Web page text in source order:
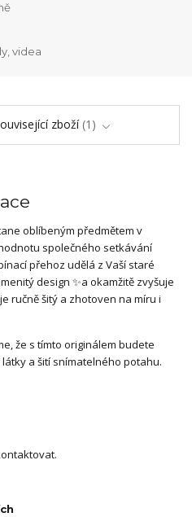
videa
zboží 1
oblíbeným předmětem v
společného setkávání
přehoz udělá z Vaší staré
design ✨a okamžitě zvyšuje
ručně šitý a zhotoven na míru i
že s tímto originálem budete
a šití snímatelného potahu.